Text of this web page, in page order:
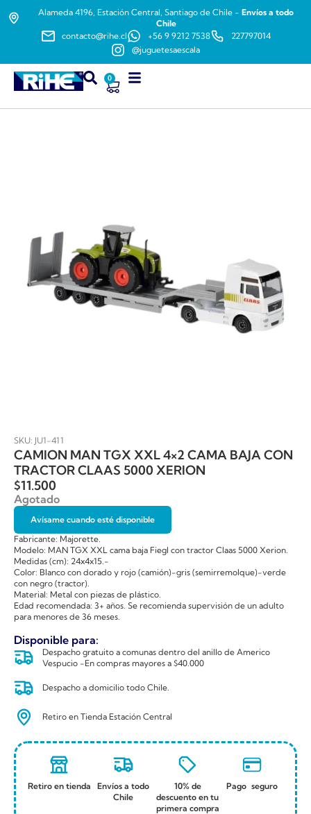
Alameda 4196, Estación Central, Santiago de Chile - Envíos a todo
Chile
contacto@rihe.cl
+56 9 9212 7538
227797014
@juguetesaescala
0
SKU: JU1-411
CAMION MAN TGX XXL 4×2 CAMA BAJA CON
TRACTOR CLAAS 5000 XERION
$11.500
Agotado
Avísame cuando esté disponible
Fabricante: Majorette.
Modelo: MAN TGX XXL cama baja Fiegl con tractor Claas 5000 Xerion.
Medidas (cm): 24x4x15.-
Color: Blanco con dorado y rojo (camión)-gris (semirremolque)-verde
con negro (tractor).
Material: Metal con piezas de plástico.
Edad recomendada: 3+ años. Se recomienda supervisión de un adulto
para menores de 36 meses.
Disponible para:
Despacho gratuito a comunas dentro del anillo de Americo
Vespucio -En compras mayores a $40.000
Despacho a domicilio todo Chile.
Retiro en Tienda Estación Central
Retiro en tienda
Envíos a todo
Chile
10% de
descuento en tu
primera compra
Pago seguro